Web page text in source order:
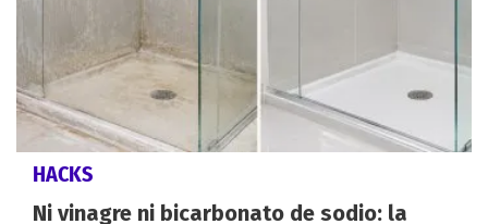
HACKS
Ni vinagre ni bicarbonato de sodio: la